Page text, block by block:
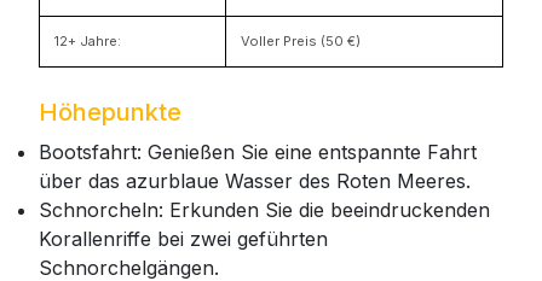
12+ Jahre: Voller Preis (50 €)
Höhepunkte
Bootsfahrt: Genießen Sie eine entspannte Fahrt
über das azurblaue Wasser des Roten Meeres.
Schnorcheln: Erkunden Sie die beeindruckenden
Korallenriffe bei zwei geführten
Schnorchelgängen.